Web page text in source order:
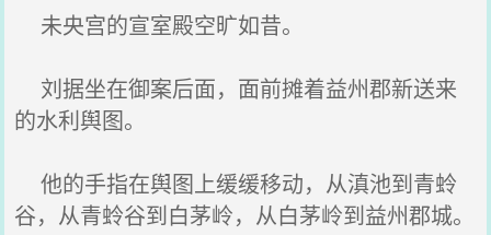
未央宫的宣室殿空旷如昔。
刘据坐在御案后面，面前摊着益州郡新送来
的水利舆图。
他的手指在舆图上缓缓移动，从滇池到青蛉
谷，从青蛉谷到白茅岭，从白茅岭到益州郡城。